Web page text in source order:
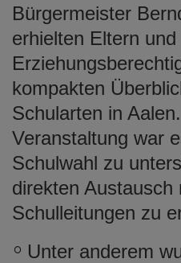
Bürgermeister
erhielten Eltern und
kompakten
Schularten in
Veranstaltung war
Schulwahl zu
direkten Austausch
Schulleitungen zu
Unter anderem